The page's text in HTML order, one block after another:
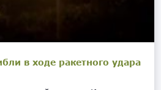
в ходе ракетного удара